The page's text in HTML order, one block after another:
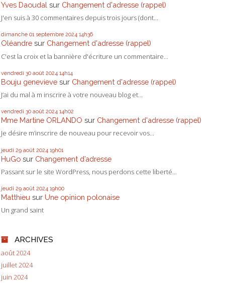
Yves Daoudal sur Changement d'adresse (rappel)
J'en suis à 30 commentaires depuis trois jours (dont...
dimanche 01 septembre 2024 14h36
Oléandre sur Changement d'adresse (rappel)
C'est la croix et la bannière d'écriture un commentaire...
vendredi 30 août 2024 14h14
Bouju genevieve sur Changement d'adresse (rappel)
J’ai du mal à m inscrire à votre nouveau blog et...
vendredi 30 août 2024 14h02
Mme Martine ORLANDO sur Changement d'adresse (rappel)
Je désire m’inscrire de nouveau pour recevoir vos...
jeudi 29 août 2024 19h01
HuGo sur Changement d’adresse
Passant sur le site WordPress, nous perdons cette liberté...
jeudi 29 août 2024 19h00
Matthieu sur Une opinion polonaise
Un grand saint
ARCHIVES
août 2024
juillet 2024
juin 2024